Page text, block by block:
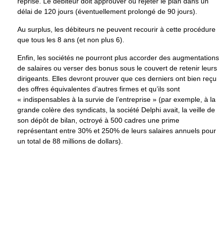
délai de 120 jours (éventuellement prolongé de 90 jours).
Au surplus, les débiteurs ne peuvent recourir à cette procédure
que tous les 8 ans (et non plus 6).
Enfin, les sociétés ne pourront plus accorder des augmentations
de salaires ou verser des bonus sous le couvert de retenir leurs
dirigeants. Elles devront prouver que ces derniers ont bien reçu
des offres équivalentes d’autres firmes et qu’ils sont
« indispensables à la survie de l’entreprise » (par exemple, à la
grande colère des syndicats, la société Delphi avait, la veille de
son dépôt de bilan, octroyé à 500 cadres une prime
représentant entre 30% et 250% de leurs salaires annuels pour
un total de 88 millions de dollars).